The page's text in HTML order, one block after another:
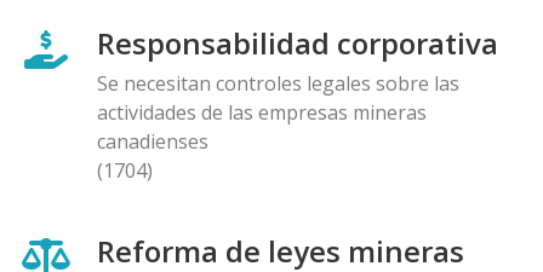
Responsabilidad corporativa
Se necesitan controles legales sobre las
actividades de las empresas mineras
canadienses
(1704)
Reforma de leyes mineras